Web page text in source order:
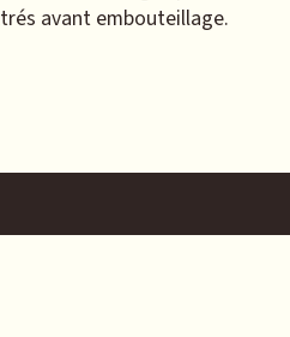
avant embouteillage.